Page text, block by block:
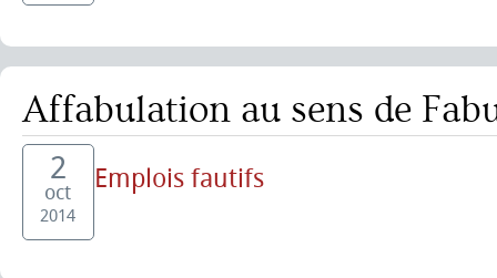
Affabulation au sens de
2
oct
2014
Emplois fautifs